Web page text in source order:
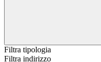
Filtra tipologia
Filtra indirizzo